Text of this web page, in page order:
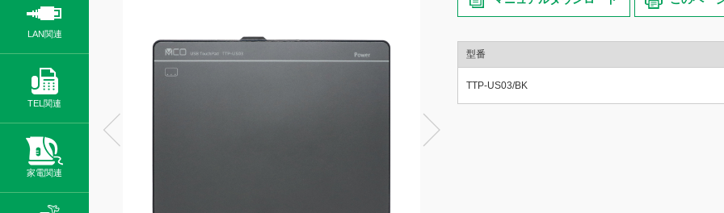
型番
TTP-US03/BK
LAN関連
TEL関連
家電関連